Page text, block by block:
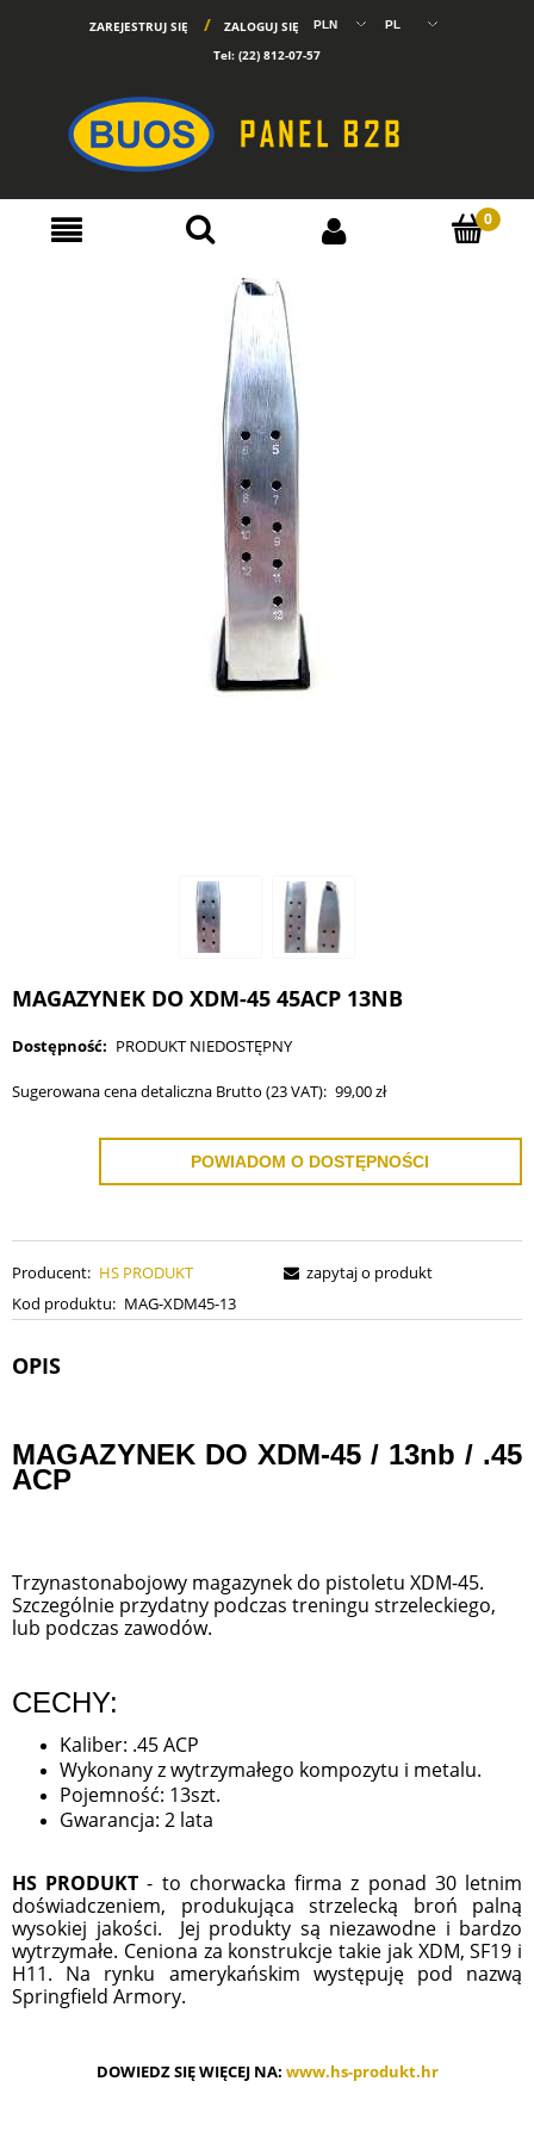
ZAREJESTRUJ SIĘ
ZALOGUJ SIĘ
Tel: (22) 812-07-57
MAGAZYNEK DO XDM-45 45ACP 13NB
Dostępność: PRODUKT NIEDOSTĘPNY
Sugerowana cena detaliczna Brutto (23 VAT): 99,00 zł
POWIADOM O DOSTĘPNOŚCI
Producent: HS PRODUKT
Kod produktu: MAG-XDM45-13
zapytaj o produkt
OPIS
MAGAZYNEK DO XDM-45 / 13nb / .45
ACP
Trzynastonabojowy magazynek do pistoletu XDM-45.
Szczególnie przydatny podczas treningu strzeleckiego,
lub podczas zawodów.
CECHY:
Kaliber: .45 ACP
Wykonany z wytrzymałego kompozytu i metalu.
Pojemność: 13szt.
Gwarancja: 2 lata
HS PRODUKT - to chorwacka firma z ponad 30 letnim
doświadczeniem, produkująca strzelecką broń palną
wysokiej jakości. Jej produkty są niezawodne i bardzo
wytrzymałe. Ceniona za konstrukcje takie jak XDM, SF19 i
H11. Na rynku amerykańskim występuję pod nazwą
Springfield Armory.
DOWIEDZ SIĘ WIĘCEJ NA: www.hs-produkt.hr